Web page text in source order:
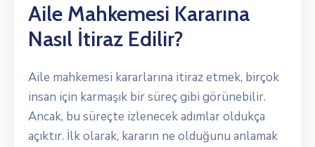
Aile Mahkemesi Kararına
Nasıl İtiraz Edilir?
Aile mahkemesi kararlarına itiraz etmek, birçok
insan için karmaşık bir süreç gibi görünebilir.
Ancak, bu süreçte izlenecek adımlar oldukça
açıktır. İlk olarak, kararın ne olduğunu anlamak